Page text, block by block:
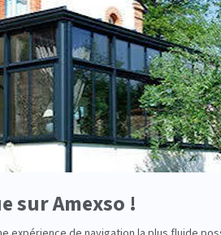
tout se pense par rapport à votre